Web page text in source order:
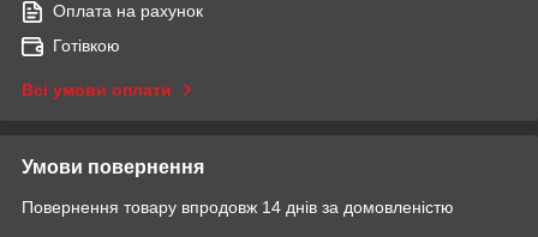
Оплата на рахунок
Готівкою
Всі умови оплати
Умови повернення
Повернення товару впродовж 14 днів за домовленістю